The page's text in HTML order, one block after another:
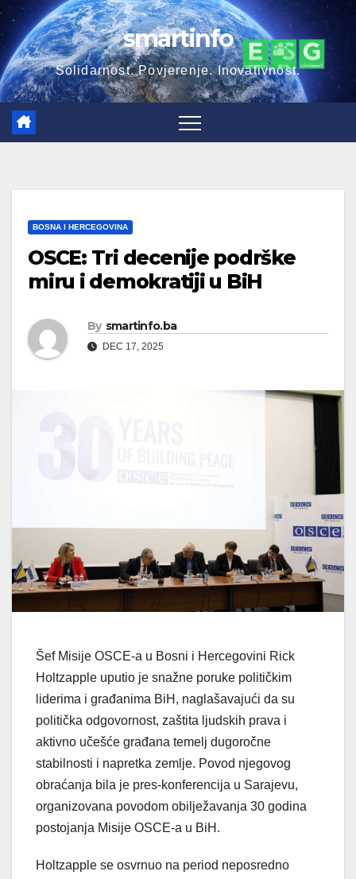
Skip
to
content
smartinfo
Solidarnost. Povjerenje. Inovativnost.
BOSNA I HERCEGOVINA
OSCE: Tri decenije podrške
miru i demokratiji u BiH
By smartinfo.ba
DEC 17, 2025
Šef Misije OSCE-a u Bosni i Hercegovini Rick
Holtzapple uputio je snažne poruke političkim
liderima i građanima BiH, naglašavajući da su
politička odgovornost, zaštita ljudskih prava i
aktivno učešće građana temelj dugoročne
stabilnosti i napretka zemlje. Povod njegovog
obraćanja bila je pres-konferencija u Sarajevu,
organizovana povodom obilježavanja 30 godina
postojanja Misije OSCE-a u BiH.
Holtzapple se osvrnuo na period neposredno